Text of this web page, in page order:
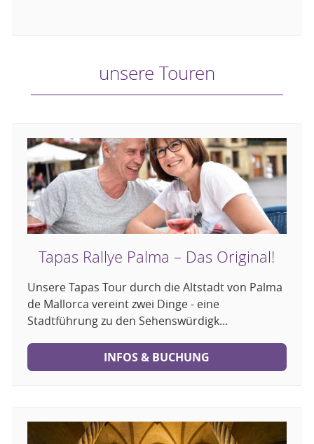
unsere Touren
Tapas Rallye Palma – Das Original!
Unsere Tapas Tour durch die Altstadt von Palma
de Mallorca vereint zwei Dinge - eine
Stadtführung zu den Sehenswürdigk...
INFOS & BUCHUNG